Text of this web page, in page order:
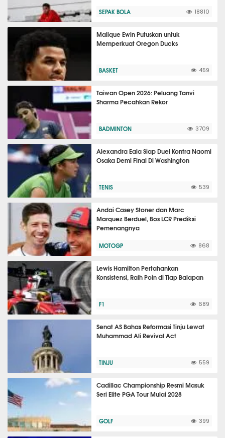
SEPAK BOLA 18810
Malique Ewin Putuskan untuk
Memperkuat Oregon Ducks
BASKET 459
Taiwan Open 2026: Peluang Tanvi
Sharma Pecahkan Rekor
BADMINTON 3709
Alexandra Eala Siap Duel Kontra Naomi
Osaka Demi Final Di Washington
TENIS 539
Andai Casey Stoner dan Marc
Marquez Berduel, Bos LCR Prediksi
Pemenangnya
MOTOGP 868
Lewis Hamilton Pertahankan
Konsistensi, Raih Poin di Tiap Balapan
F1 689
Senat AS Bahas Reformasi Tinju Lewat
Muhammad Ali Revival Act
TINJU 559
Cadillac Championship Resmi Masuk
Seri Elite PGA Tour Mulai 2028
GOLF 399